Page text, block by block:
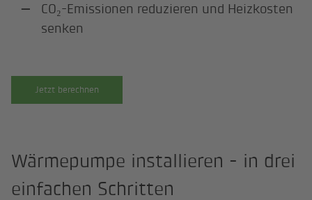
CO₂-Emissionen reduzieren und Heizkosten
senken
Jetzt berechnen
Wärmepumpe installieren - in drei
einfachen Schritten